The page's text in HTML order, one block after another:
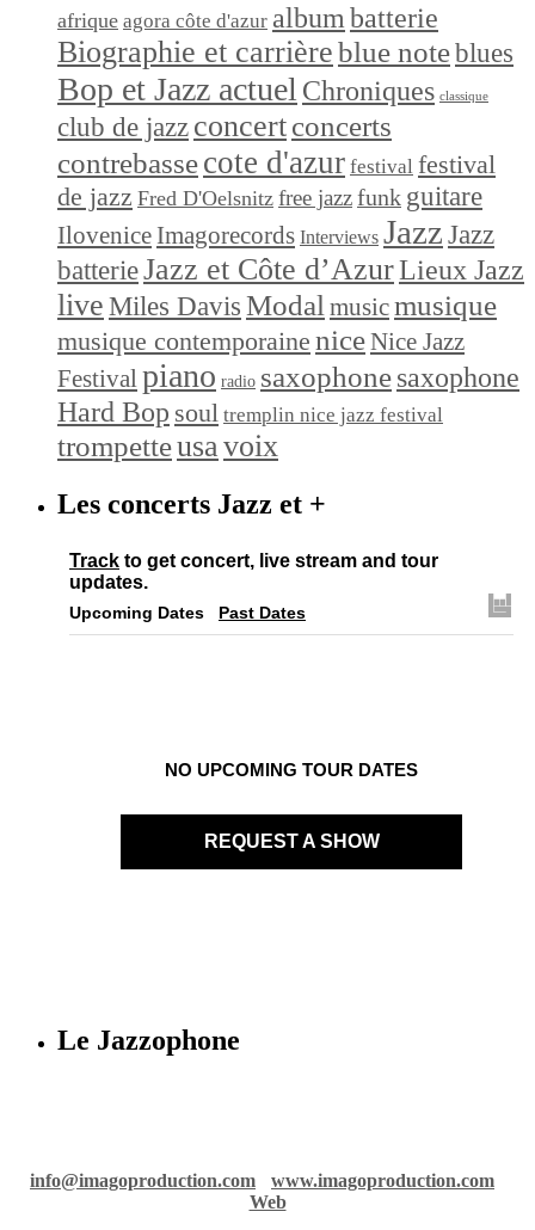
afrique agora côte d'azur albumbatterie
Biographie et carrièreblue noteblues
Bop et Jazz actuel Chroniques classique
club de jazz concertconcerts
contrebassecote d'azur festival festival
de jazz Fred D'Oelsnitz free jazzfunk guitare
Ilovenice Imagorecords Interviews Jazz Jazz
batterieJazz et Côte d’AzurLieux Jazz
live Miles Davis Modal musicmusique
musique contemporaine niceNice Jazz
Festivalpiano radio saxophonesaxophone
Hard Bop soul tremplin nice jazz festival
trompetteusavoix
Les concerts Jazz et +
Track to get concert, live stream and tour
updates.
Upcoming Dates Past Dates
NO UPCOMING TOUR DATES
REQUEST A SHOW
Le Jazzophone
info@imagoproduction.com
www.imagoproduction.com
Web